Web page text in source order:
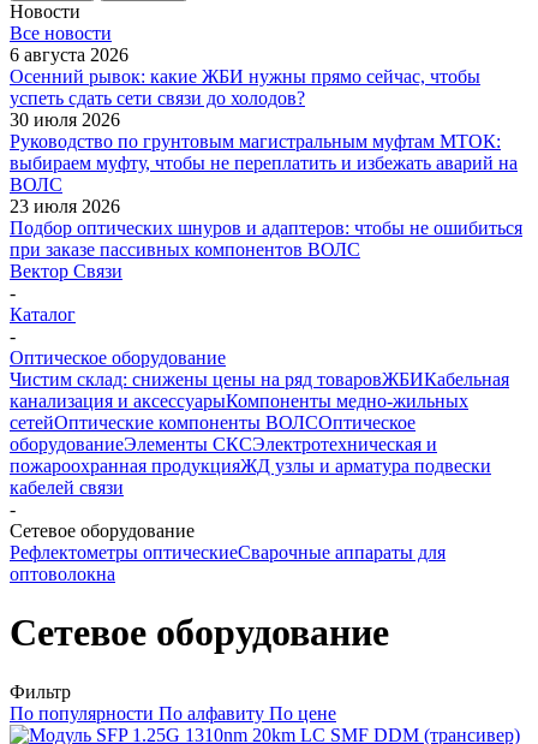
Новости
Все новости
6 августа 2026
Осенний рывок: какие ЖБИ нужны прямо сейчас, чтобы
успеть сдать сети связи до холодов?
30 июля 2026
Руководство по грунтовым магистральным муфтам МТОК:
выбираем муфту, чтобы не переплатить и избежать аварий на
ВОЛС
23 июля 2026
Подбор оптических шнуров и адаптеров: чтобы не ошибиться
при заказе пассивных компонентов ВОЛС
Вектор Связи
-
Каталог
-
Оптическое оборудование
Чистим склад: снижены цены на ряд товаровЖБИКабельная
канализация и аксессуарыКомпоненты медно-жильных
сетейОптические компоненты ВОЛСОптическое
оборудованиеЭлементы СКСЭлектротехническая и
пожароохранная продукцияЖД узлы и арматура подвески
кабелей связи
-
Сетевое оборудование
Рефлектометры оптическиеСварочные аппараты для
оптоволокна
Сетевое оборудование
Фильтр
По популярности По алфавиту По цене